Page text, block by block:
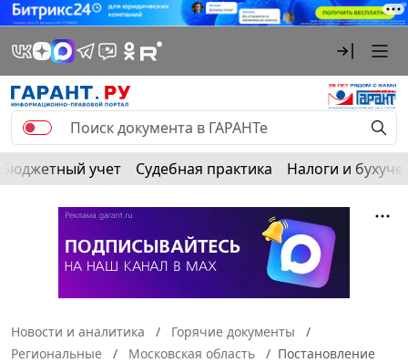
Бюджетный учет Судебная практика Налоги и
Новости и аналитика
Горячие документы
Региональные
Московская область
Постановление